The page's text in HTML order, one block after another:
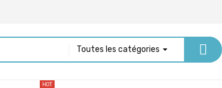
Toutes les catégories
HOT